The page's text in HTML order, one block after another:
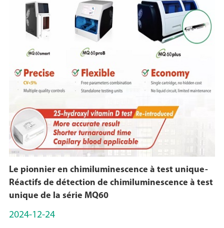
Le pionnier en chimiluminescence à test unique-
Réactifs de détection de chimiluminescence à test
unique de la série MQ60
2024-12-24